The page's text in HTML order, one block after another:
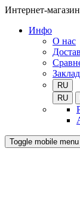
Интернет-
Инфо
О нас
RU
RU
Toggle mobile menu